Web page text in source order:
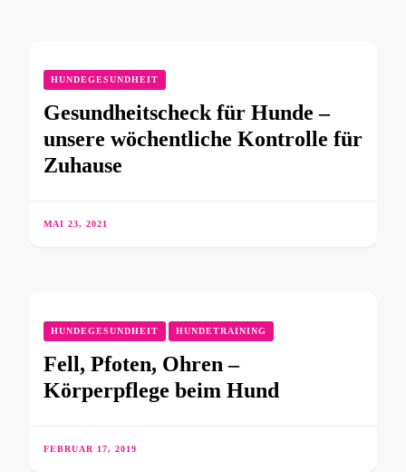
HUNDEGESUNDHEIT
Gesundheitscheck für Hunde –
unsere wöchentliche Kontrolle für
Zuhause
MAI 23, 2021
HUNDEGESUNDHEIT HUNDETRAINING
Fell, Pfoten, Ohren –
Körperpflege beim Hund
FEBRUAR 17, 2019